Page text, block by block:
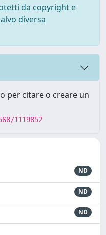
da copyright e
diversa
per citare o creare un
1119852
ND
ND
ND